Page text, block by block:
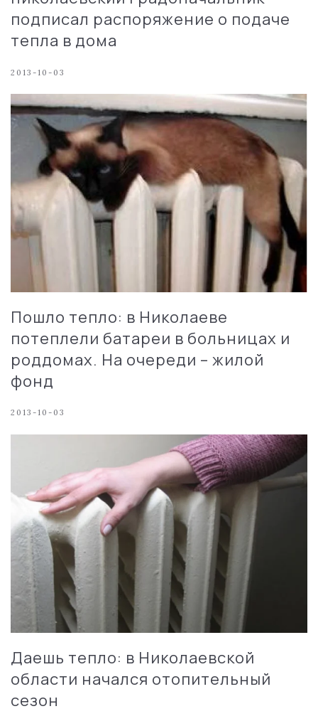
подписал распоряжение о подаче
тепла в дома
2013-10-03
Пошло тепло: в Николаеве
потеплели батареи в больницах и
роддомах. На очереди – жилой
фонд
2013-10-03
Даешь тепло: в Николаевской
области начался отопительный
сезон